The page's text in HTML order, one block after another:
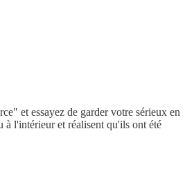
et essayez de garder votre sérieux en
à l'intérieur et réalisent qu'ils ont été